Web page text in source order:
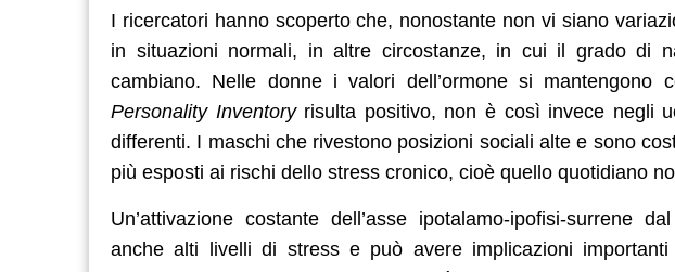
I ricercatori hanno scoperto che, nonostante non vi siano
in situazioni normali, in altre circostanze, in cui il grado di
cambiano. Nelle donne i valori dell’ormone si mantengono
Personality Inventoryrisulta positivo, non è così invece negli
differenti. I maschi che rivestono posizioni sociali alte e sono
più esposti ai rischi dello stress cronico, cioè quello quotidiano
Un’attivazione costante dell’asse ipotalamo-ipofisi-surrene
anche alti livelli di stress e può avere implicazioni